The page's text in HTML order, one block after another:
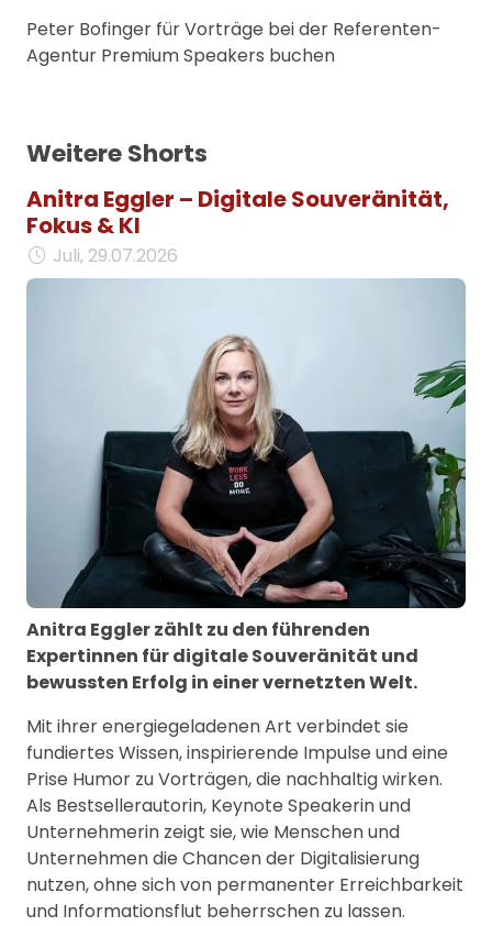
Peter Bofinger für Vorträge bei der Referenten-
Agentur Premium Speakers buchen
Weitere Shorts
Anitra Eggler – Digitale Souveränität,
Fokus & KI
Juli, 29.07.2026
Anitra Eggler zählt zu den führenden
Expertinnen für digitale Souveränität und
bewussten Erfolg in einer vernetzten Welt.
Mit ihrer energiegeladenen Art verbindet sie
fundiertes Wissen, inspirierende Impulse und eine
Prise Humor zu Vorträgen, die nachhaltig wirken.
Als Bestsellerautorin, Keynote Speakerin und
Unternehmerin zeigt sie, wie Menschen und
Unternehmen die Chancen der Digitalisierung
nutzen, ohne sich von permanenter Erreichbarkeit
und Informationsflut beherrschen zu lassen.